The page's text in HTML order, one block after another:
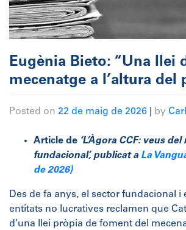
Eugènia Bieto: “Una llei
mecenatge a l’altura del
Posted on 22 de maig de 2026 by
Article de ‘L’Àgora CCF: veus del
fundacional’, publicat a La
de 2026)
Des de fa anys, el sector fundacional i
entitats no lucratives reclamen que
d’una llei pròpia de foment del